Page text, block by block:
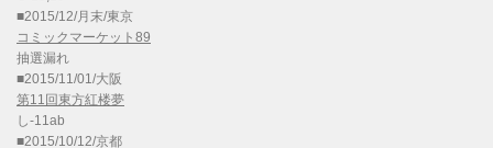
■2015/12/月末/東京
コミックマーケット89
抽選漏れ
■2015/11/01/大阪
第11回東方紅楼夢
し-11ab
■2015/10/12/京都